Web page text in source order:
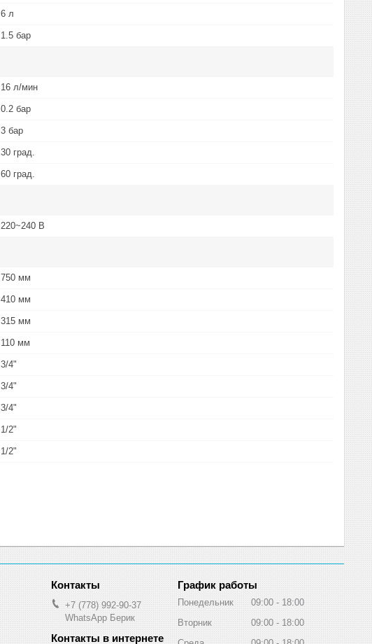
6 л
1.5 бар
16 л/мин
0.2 бар
3 бар
30 град.
60 град.
220~240 В
750 мм
410 мм
315 мм
110 мм
3/4"
3/4"
3/4"
1/2"
1/2"
+7 (778) 992-90-37
WhatsApp Берик
График работы
Понедельник 09:00
18:00
Вторник
09:00
18:00